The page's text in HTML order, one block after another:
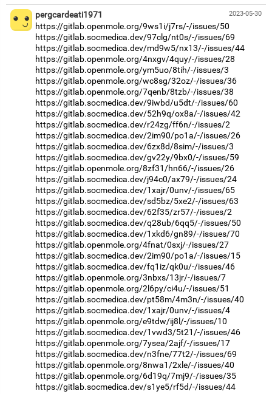
2023-05-30
pergcardeati1971
https://gitlab.openmole.org/9ws1i/j7rs/-/issues/50
https://gitlab.socmedica.dev/97clg/nt0s/-/issues/69
https://gitlab.socmedica.dev/md9w5/nx13/-/issues/44
https://gitlab.openmole.org/4nxgv/4quy/-/issues/28
https://gitlab.openmole.org/ym5uo/8tih/-/issues/3
https://gitlab.openmole.org/wc8sg/32oz/-/issues/36
https://gitlab.openmole.org/7qenb/8tzb/-/issues/38
https://gitlab.socmedica.dev/9iwbd/u5dt/-/issues/60
https://gitlab.socmedica.dev/52h9q/ox8a/-/issues/42
https://gitlab.socmedica.dev/r24zg/ff6n/-/issues/2
https://gitlab.socmedica.dev/2im90/po1a/-/issues/26
https://gitlab.socmedica.dev/6zx8d/8sim/-/issues/3
https://gitlab.socmedica.dev/gv22y/9bx0/-/issues/59
https://gitlab.openmole.org/8zf31/hn66/-/issues/26
https://gitlab.socmedica.dev/j94c0/ax79/-/issues/24
https://gitlab.socmedica.dev/1xajr/0unv/-/issues/65
https://gitlab.socmedica.dev/sd5bz/5xe2/-/issues/63
https://gitlab.socmedica.dev/62f35/zr57/-/issues/2
https://gitlab.socmedica.dev/q28ub/6qq5/-/issues/50
https://gitlab.socmedica.dev/1xkd6/gn89/-/issues/70
https://gitlab.openmole.org/4fnat/0sxj/-/issues/27
https://gitlab.socmedica.dev/2im90/po1a/-/issues/15
https://gitlab.socmedica.dev/fq1iz/qk0u/-/issues/46
https://gitlab.openmole.org/3nbxs/13jr/-/issues/7
https://gitlab.openmole.org/2l6py/ci4u/-/issues/51
https://gitlab.socmedica.dev/pt58m/4m3n/-/issues/40
https://gitlab.socmedica.dev/1xajr/0unv/-/issues/4
https://gitlab.openmole.org/e9tdw/ij8l/-/issues/10
https://gitlab.socmedica.dev/1vwd3/5t21/-/issues/46
https://gitlab.openmole.org/7ysea/2ajf/-/issues/17
https://gitlab.socmedica.dev/n3fne/77t2/-/issues/69
https://gitlab.openmole.org/8nwa1/2xle/-/issues/40
https://gitlab.openmole.org/6d19q/7mj9/-/issues/35
https://gitlab.socmedica.dev/s1ye5/rf5d/-/issues/44